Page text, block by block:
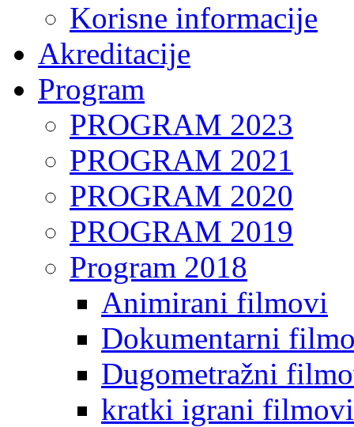
Korisne informacije
Akreditacije
Program
PROGRAM 2023
PROGRAM 2021
PROGRAM 2020
PROGRAM 2019
Program 2018
Animirani filmovi
Dokumentarni
Dugometražni
kratki igrani filmovi